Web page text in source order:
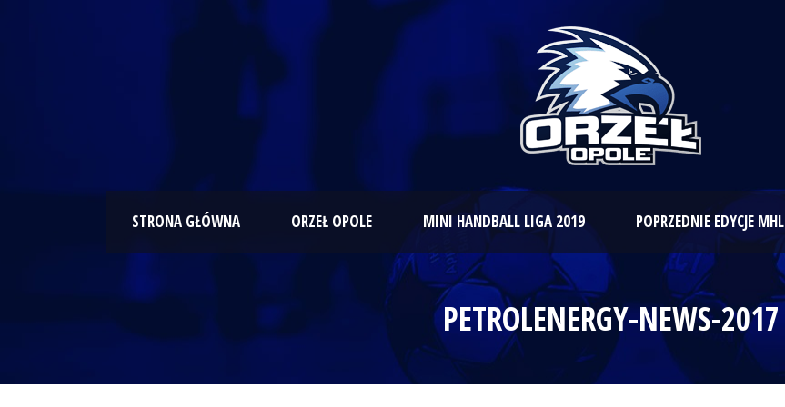
STRONA GŁÓWNA ORZEŁ OPOLE MINI HANDBALL LIGA 2019 POPRZEDNIE EDYCJE MHL
PETROLENERGY-NEWS-2017